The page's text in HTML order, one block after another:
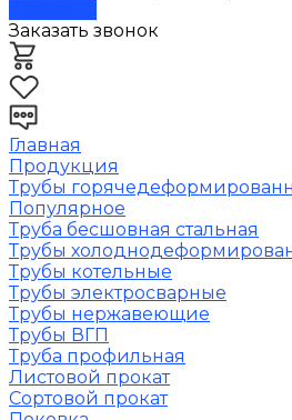
Заказать звонок
Главная
Продукция
Трубы
Популярное
Труба бесшовная стальная
Трубы
Трубы котельные
Трубы электросварные
Трубы нержавеющие
Трубы ВГП
Труба профильная
Листовой прокат
Сортовой прокат